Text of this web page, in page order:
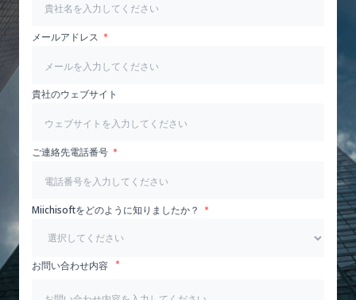
メールアドレス
貴社のウェブサイト
ご連絡先電話番号
Miichisoftをどのように知りましたか？
お問い合わせ内容